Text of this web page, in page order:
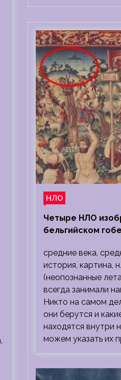
НЛО
Четыре НЛО
бельгийском
средние века,
история, картина,
(неопознанные
всегда занимали
Никто на самом
они берутся и
находятся внутри
можем указать их